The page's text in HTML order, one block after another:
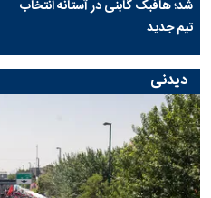
شد؛ هافبک گابنی در آستانه انتخاب
تیم جدید
دیدنی